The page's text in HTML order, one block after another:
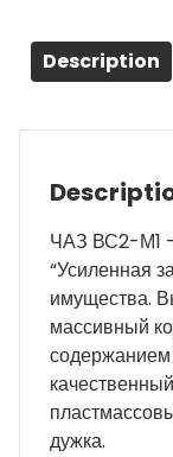
Description
ЧАЗ ВС2-М1
“Усиленная
имущества.
массивный
дужка.